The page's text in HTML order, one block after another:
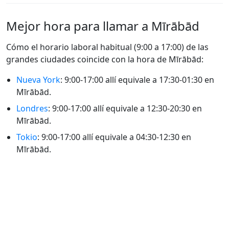
Mejor hora para llamar a Mīrābād
Cómo el horario laboral habitual (9:00 a 17:00) de las
grandes ciudades coincide con la hora de Mīrābād:
Nueva York: 9:00-17:00 allí equivale a 17:30-01:30 en
Mīrābād.
Londres: 9:00-17:00 allí equivale a 12:30-20:30 en
Mīrābād.
Tokio: 9:00-17:00 allí equivale a 04:30-12:30 en
Mīrābād.